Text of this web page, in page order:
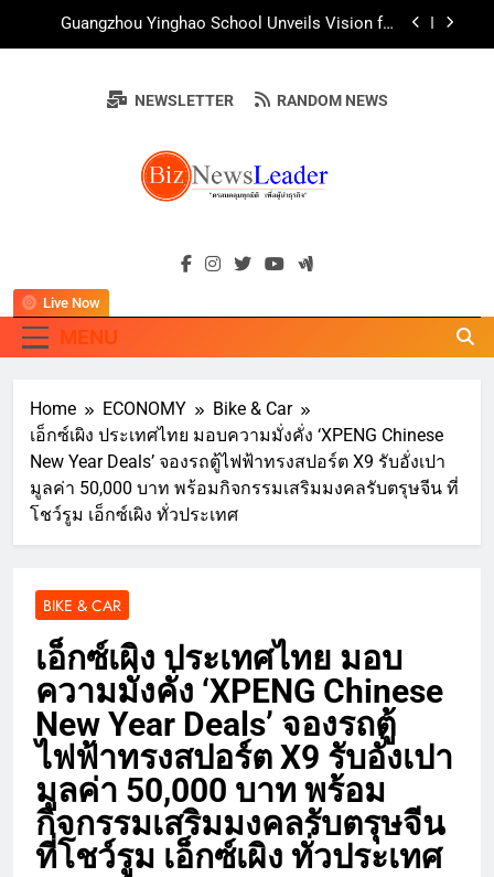
AirAsia X SEE FAH พันธมิตรทางธุรกิจยาวนานกว่า
ทางวิชาการและการตลาดเชิงรุก แนะเคล็ดลับปรับ
ธุรกิจท่องเที่ยวไทย “ขายได้ ขายดี ขายนาน”
สืบสานพุทธศาสนา สร้างสังคมปลอดเหล้า ภายใต้
แนวคิด “90 วัน เก็บแต้มสุขภาพดี สิ่งดีๆ จะเกิดขึ้น”
Guangzhou Yinghao School Unveils Vision for
Future-Ready Education
“ข้าวหน้าไก่ราชวงศ์” พุ่งทะยานสู่น่านฟ้า
ททท. ร่วมมือกับ จุฬาลงกรณ์มหาวิทยาลัย จัดสัมมนา
ธุรกิจท่องเที่ยวไทย “ขายได้ ขายดี ขายนาน”
BIZNEWSLEADER
"ครอบคลุมทุกมิติ เพื่อ…ผู้นำธุรกิจ"
NEWSLETTER RANDOM NEWS
MENU
Live Now
Home ECONOMY
Bike & Car
เอ็กซ์เผิง ประเทศไทย มอบความมั่งคั่ง ‘XPENG Chinese
New Year Deals’ จองรถตู้ไฟฟ้าทรงสปอร์ต X9 รับอั่งเปา
มูลค่า 50,000 บาท พร้อมกิจกรรมเสริมมงคลรับตรุษจีน ที่
โชว์รูม เอ็กซ์เผิง ทั่วประเทศ
BIKE & CAR
เอ็กซ์เผิง ประเทศไทย มอบ
ความมั่งคั่ง ‘XPENG Chinese
New Year Deals’ จองรถตู้
ไฟฟ้าทรงสปอร์ต X9 รับอั่งเปา
มูลค่า 50,000 บาท พร้อม
กิจกรรมเสริมมงคลรับตรุษจีน
ที่โชว์รูม เอ็กซ์เผิง ทั่วประเทศ